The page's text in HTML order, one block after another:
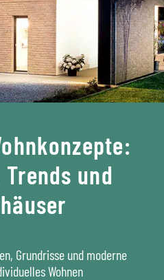
und
Grundrisse und moderne
Wohnen